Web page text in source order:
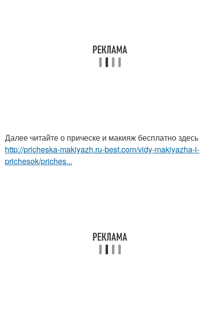
Далее читайте о прическе и макияж бесплатно здесь
http://pricheska-makiyazh.ru-best.com/vidy-makiyazha-i-
prichesok/priches...